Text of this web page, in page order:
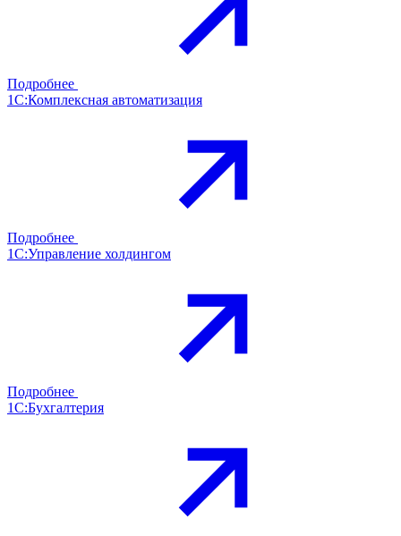
Подробнее
1С:Комплексная автоматизация
Подробнее
1С:Управление холдингом
Подробнее
1С:Бухгалтерия